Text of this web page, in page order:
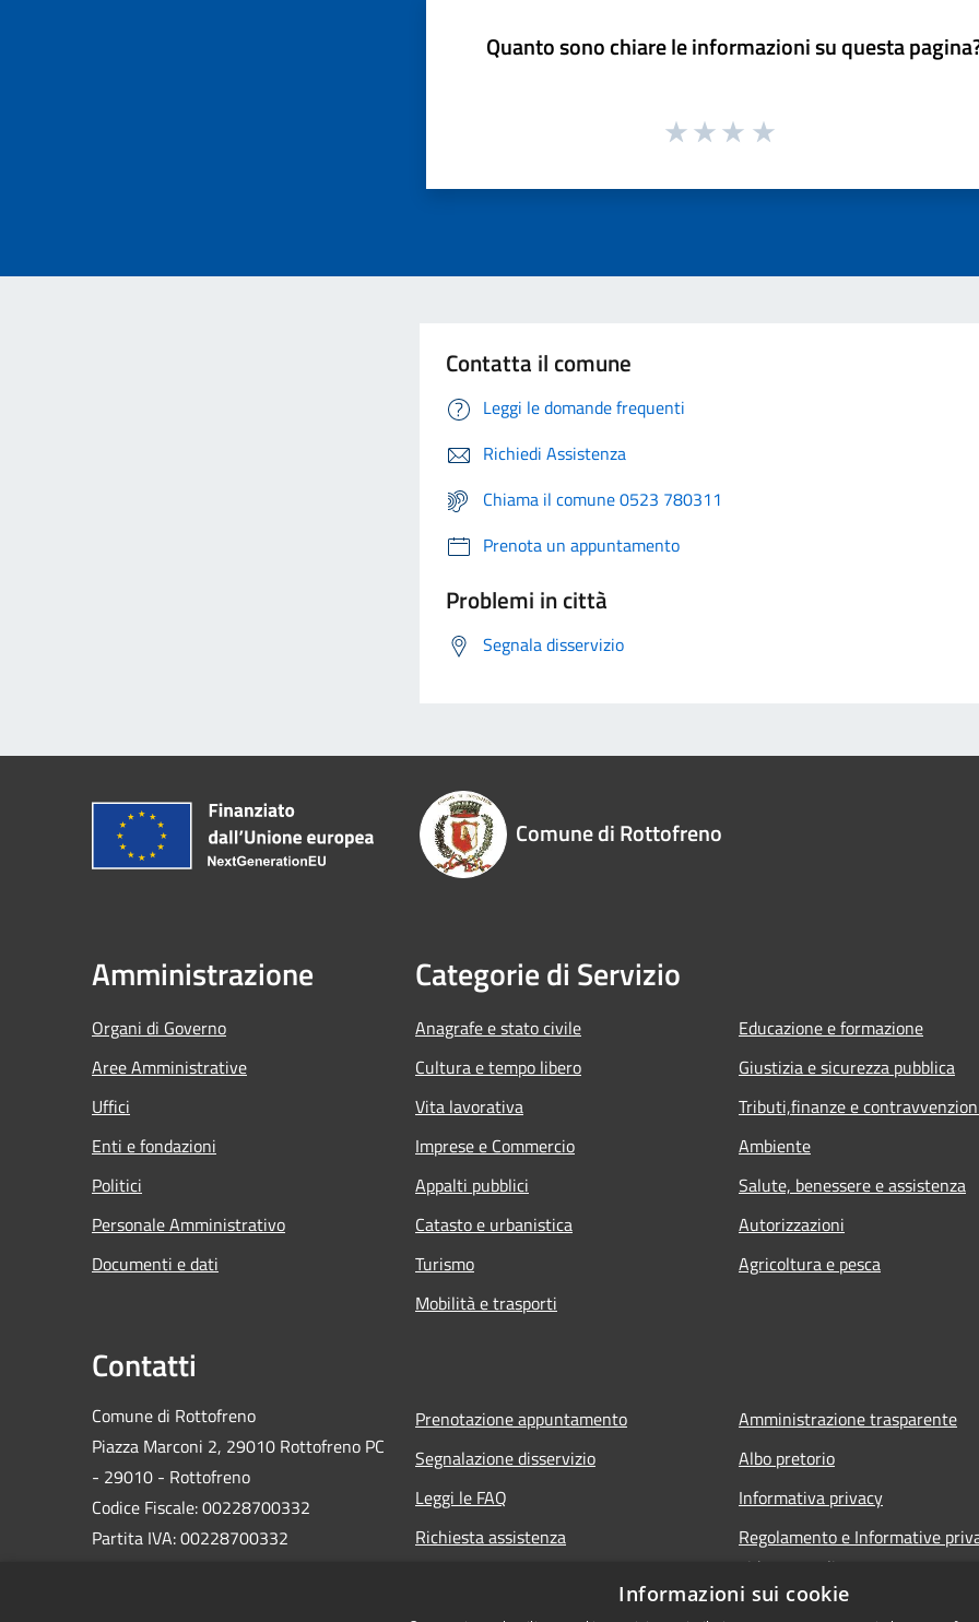
Quanto sono chiare le informazioni su questa
Contatta il comune
Leggi le domande frequenti
Richiedi Assistenza
Chiama il comune 0523 780311
Prenota un appuntamento
Problemi in città
Segnala disservizio
Comune di Rottofreno
Amministrazione
Organi di Governo
Aree Amministrative
Uffici
Enti e fondazioni
Politici
Personale Amministrativo
Documenti e dati
Categorie di Servizio
Anagrafe e stato civile
Cultura e tempo libero
Vita lavorativa
Imprese e Commercio
Appalti pubblici
Catasto e urbanistica
Turismo
Mobilità e trasporti
Educazione e formazione
Giustizia e sicurezza pubblica
Tributi,finanze e
Ambiente
Salute, benessere e assistenza
Autorizzazioni
Agricoltura e pesca
Contatti
Comune di Rottofreno
Piazza Marconi 2, 29010 Rottofreno PC
- 29010 - Rottofreno
Codice Fiscale: 00228700332
Partita IVA: 00228700332
postacertificata@cert.comune.rottofreno.pc.it
Prenotazione appuntamento
Segnalazione disservizio
Leggi le FAQ
Richiesta assistenza
Amministrazione trasparente
Albo pretorio
Informativa privacy
Regolamento e Informative
videosorveglianza
Note legali
Informazioni sui cookie